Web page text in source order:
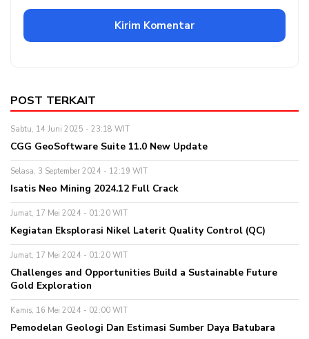
POST TERKAIT
Sabtu, 14 Juni 2025 - 23:18 WIT
CGG GeoSoftware Suite 11.0 New Update
Selasa, 3 September 2024 - 12:19 WIT
Isatis Neo Mining 2024.12 Full Crack
Jumat, 17 Mei 2024 - 01:20 WIT
Kegiatan Eksplorasi Nikel Laterit Quality Control (QC)
Jumat, 17 Mei 2024 - 01:20 WIT
Challenges and Opportunities Build a Sustainable Future
Gold Exploration
Kamis, 16 Mei 2024 - 02:00 WIT
Pemodelan Geologi Dan Estimasi Sumber Daya Batubara